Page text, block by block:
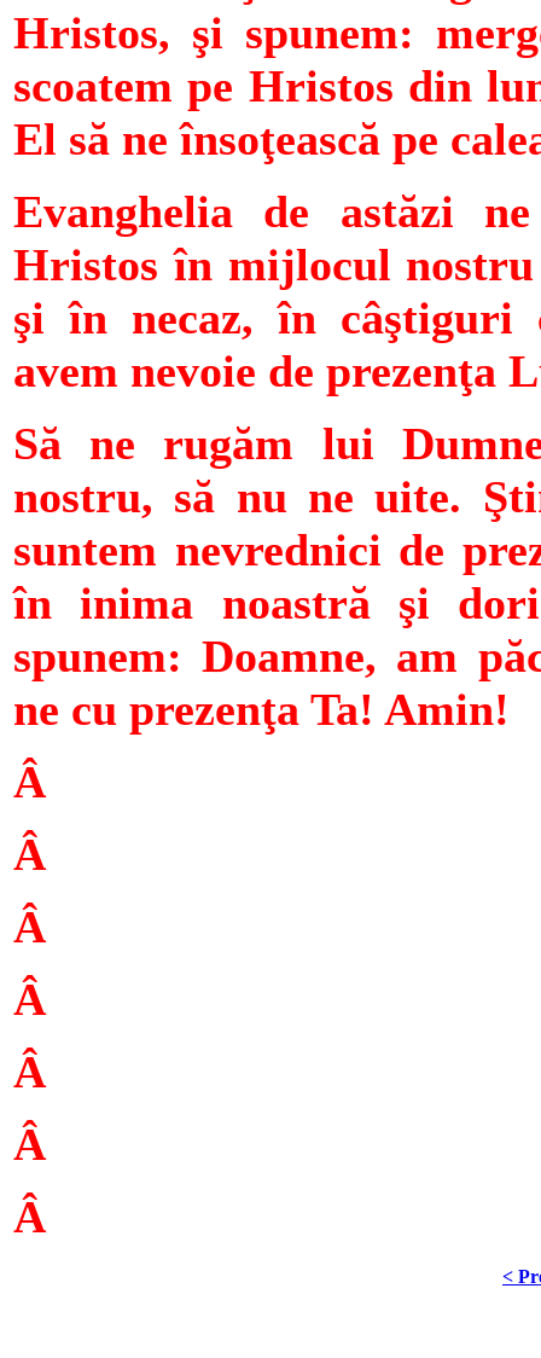
Hristos, şi spunem:
scoatem pe Hristos din
El să ne însoţească pe
Evanghelia de astăzi
Hristos în mijlocul nostru
şi în necaz, în câştiguri
avem nevoie de prezenţa
Să ne rugăm lui
nostru, să nu ne uite.
suntem nevrednici de
în inima noastră şi
spunem: Doamne, am
ne cu prezenţa Ta! Amin!
Â
Â
Â
Â
Â
Â
Â
<